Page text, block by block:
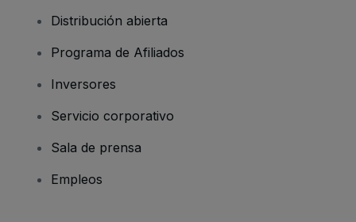
Distribución abierta
Programa de Afiliados
Inversores
Servicio corporativo
Sala de prensa
Empleos